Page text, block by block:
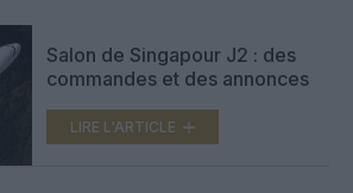
Salon de Singapour J2 : des
commandes et des annonces
LIRE L'ARTICLE